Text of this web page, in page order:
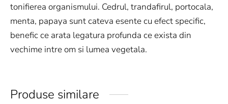
tonifierea organismului. Cedrul, trandafirul, portocala,
menta, papaya sunt cateva esente cu efect specific,
benefic ce arata legatura profunda ce exista din
vechime intre om si lumea vegetala.
Produse similare